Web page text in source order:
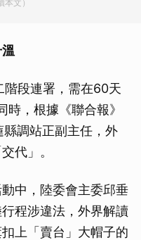
文）
段連署，需在60天
，根據《聯合報》
調站正副主任，外
代」。
中，陸委會主委邱垂
程涉違法，外界解讀
上「賣台」大帽子的